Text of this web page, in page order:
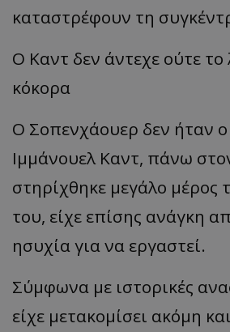
καταστρέφουν τη
Ο Καντ δεν άντεχε ούτε το
κόκορα
Ο Σοπενχάουερ δεν ήταν
Ιμμάνουελ Καντ, πάνω
στηρίχθηκε μεγάλο μέρος
του, είχε επίσης ανάγκη
ησυχία για να εργαστεί.
Σύμφωνα με ιστορικές
είχε μετακομίσει ακόμη